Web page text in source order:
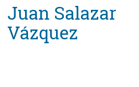
Juan Salazar
Vázquez